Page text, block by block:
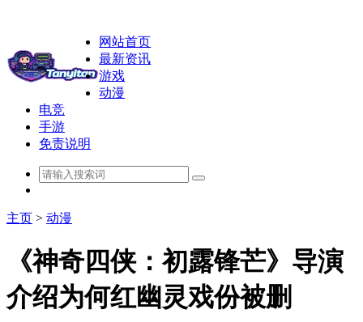
网站首页
最新资讯
游戏
动漫
电竞
手游
免责说明
主页 > 动漫
《神奇四侠：初露锋芒》导演
介绍为何红幽灵戏份被删